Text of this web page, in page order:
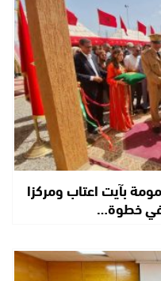
بآيت اعتاب ومركزا
في خطوة…